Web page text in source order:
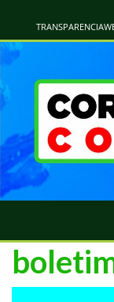
TRANSPARENCIA